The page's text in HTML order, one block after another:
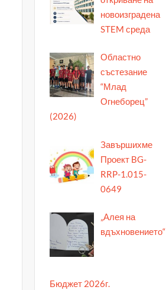
новоизградена
STEM среда
Областно
състезание
“Млад
Огнеборец”
(2026)
Завършихме
Проект BG-
RRP-1.015-
0649
„Алея на
вдъхновението“
Бюджет 2026г.